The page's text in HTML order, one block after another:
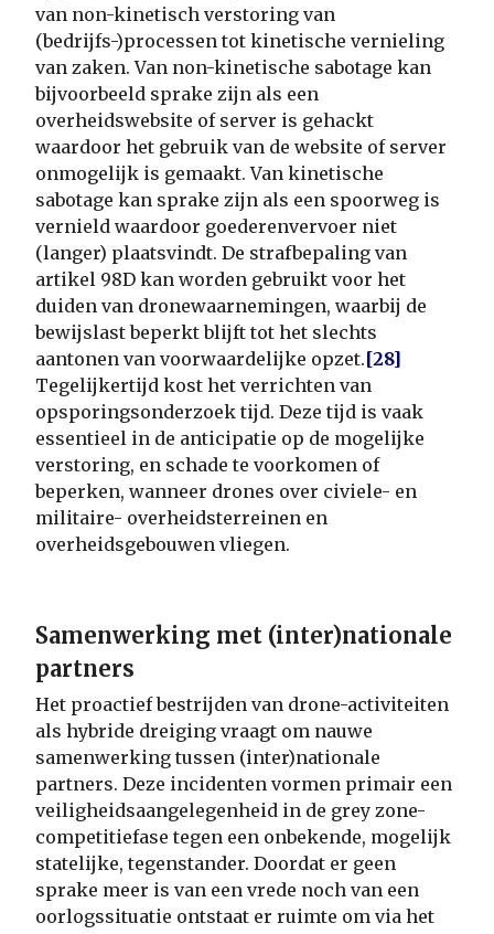
van non-kinetisch verstoring van
(bedrijfs-)processen tot kinetische vernieling
van zaken. Van non-kinetische sabotage kan
bijvoorbeeld sprake zijn als een
overheidswebsite of server is gehackt
waardoor het gebruik van de website of server
onmogelijk is gemaakt. Van kinetische
sabotage kan sprake zijn als een spoorweg is
vernield waardoor goederenvervoer niet
(langer) plaatsvindt. De strafbepaling van
artikel 98D kan worden gebruikt voor het
duiden van dronewaarnemingen, waarbij de
bewijslast beperkt blijft tot het slechts
aantonen van voorwaardelijke opzet.[28]
Tegelijkertijd kost het verrichten van
opsporingsonderzoek tijd. Deze tijd is vaak
essentieel in de anticipatie op de mogelijke
verstoring, en schade te voorkomen of
beperken, wanneer drones over civiele- en
militaire- overheidsterreinen en
overheidsgebouwen vliegen.
Samenwerking met (inter)nationale
partners
Het proactief bestrijden van drone-activiteiten
als hybride dreiging vraagt om nauwe
samenwerking tussen (inter)nationale
partners. Deze incidenten vormen primair een
veiligheidsaangelegenheid in de grey zone-
competitiefase tegen een onbekende, mogelijk
statelijke, tegenstander. Doordat er geen
sprake meer is van een vrede noch van een
oorlogssituatie ontstaat er ruimte om via het